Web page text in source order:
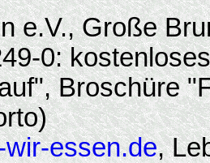
e.V., Große
0:
Broschüre
essen.de,